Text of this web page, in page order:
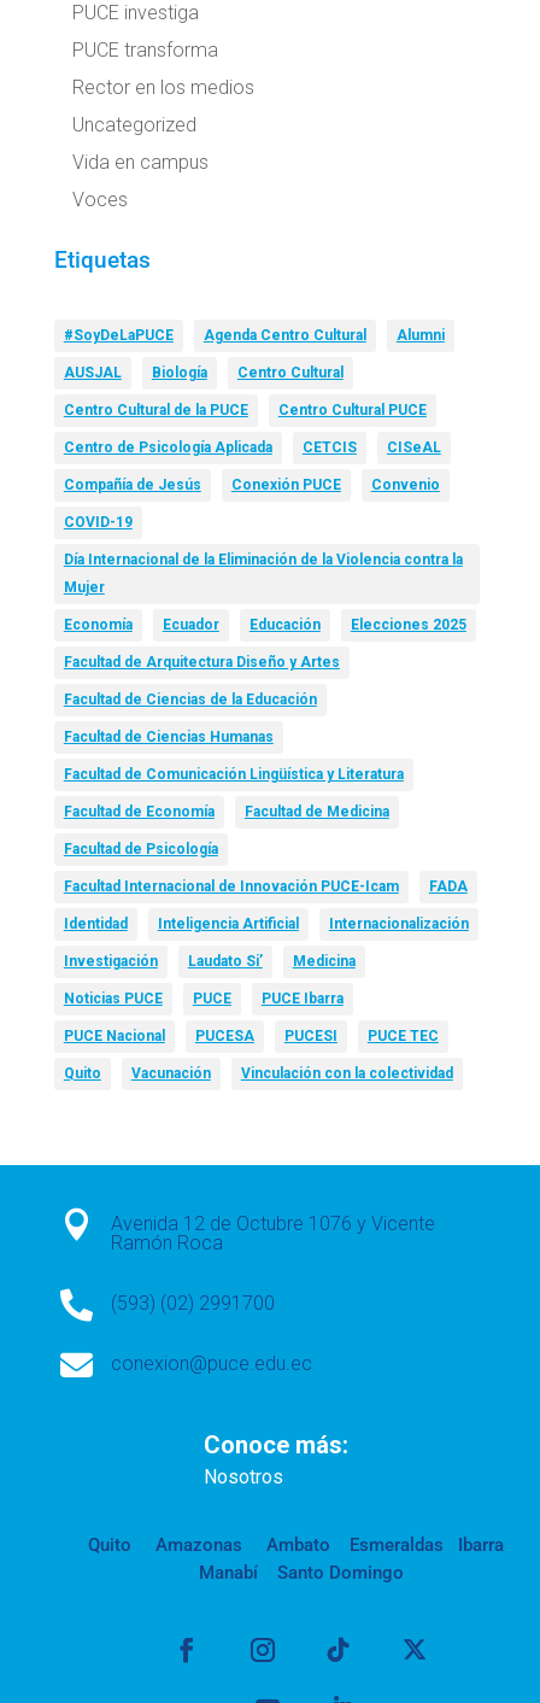
PUCE investiga
PUCE transforma
Rector en los medios
Uncategorized
Vida en campus
Voces
Etiquetas
#SoyDeLaPUCE Agenda Centro Cultural Alumni
AUSJAL Biología Centro Cultural
Centro Cultural de la PUCE Centro Cultural PUCE
Centro de Psicología Aplicada CETCIS CISeAL
Compañía de Jesús Conexión PUCE Convenio
COVID-19
Día Internacional de la Eliminación de la Violencia contra la
Mujer
Economía Ecuador Educación Elecciones 2025
Facultad de Arquitectura Diseño y Artes
Facultad de Ciencias de la Educación
Facultad de Ciencias Humanas
Facultad de Comunicación Lingüística y Literatura
Facultad de Economía Facultad de Medicina
Facultad de Psicología
Facultad Internacional de Innovación PUCE-Icam FADA
Identidad Inteligencia Artificial Internacionalización
Investigación Laudato Si’ Medicina
Noticias PUCE PUCE PUCE Ibarra
PUCE Nacional PUCESA PUCESI PUCE TEC
Quito Vacunación Vinculación con la colectividad

Avenida 12 de Octubre 1076 y Vicente
Ramón Roca
 (593) (02) 2991700
 conexion@puce.edu.ec
Conoce más:
Nosotros
Quito Amazonas Ambato Esmeraldas
Ibarra
Manabí
Santo Domingo